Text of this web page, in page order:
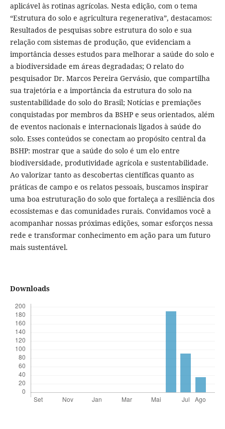
aplicável às rotinas agrícolas. Nesta edição, com o tema
“Estrutura do solo e agricultura regenerativa”, destacamos:
Resultados de pesquisas sobre estrutura do solo e sua
relação com sistemas de produção, que evidenciam a
importância desses estudos para melhorar a saúde do solo e
a biodiversidade em áreas degradadas; O relato do
pesquisador Dr. Marcos Pereira Gervásio, que compartilha
sua trajetória e a importância da estrutura do solo na
sustentabilidade do solo do Brasil; Notícias e premiações
conquistadas por membros da BSHP e seus orientados, além
de eventos nacionais e internacionais ligados à saúde do
solo. Esses conteúdos se conectam ao propósito central da
BSHP: mostrar que a saúde do solo é um elo entre
biodiversidade, produtividade agrícola e sustentabilidade.
Ao valorizar tanto as descobertas científicas quanto as
práticas de campo e os relatos pessoais, buscamos inspirar
uma boa estruturação do solo que fortaleça a resiliência dos
ecossistemas e das comunidades rurais. Convidamos você a
acompanhar nossas próximas edições, somar esforços nessa
rede e transformar conhecimento em ação para um futuro
mais sustentável.
Downloads